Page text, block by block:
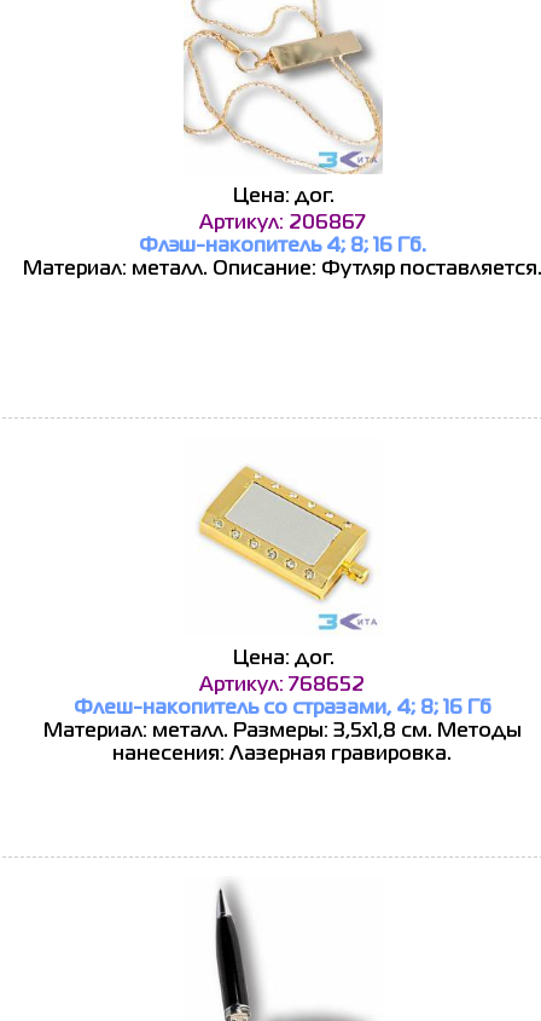
Цена: дог.
Артикул: 206867
Флэш-накопитель 4; 8; 16 Гб.
Материал: металл. Описание: Футляр поставляется.
Цена: дог.
Артикул: 768652
Флеш-накопитель со стразами, 4; 8; 16 Гб
Материал: металл. Размеры: 3,5х1,8 см. Методы
нанесения: Лазерная гравировка.